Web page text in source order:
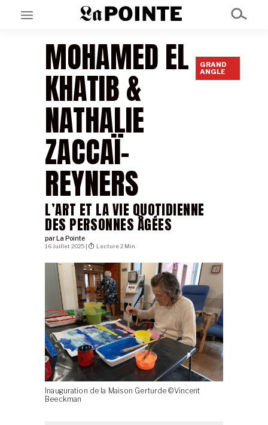
EN CE MOMENT
GRAND ANGLE
AU LARGE
ÉMOIS
EN CHANTIER
SÉRIES
À PROPOS
NOS PARTENAIRES
SOUTENEZ NOUS
Inauguration de la Maison Gerturde ©Vincent
Beeckman
MOHAMED EL
KHATIB &
NATHALIE
ZACCAÏ-
REYNERS
L’ART ET LA VIE QUOTIDIENNE
DES PERSONNES ÂGÉES
GRAND
ANGLE
par La Pointe
16 Juillet 2025 | Lecture 2 Min.